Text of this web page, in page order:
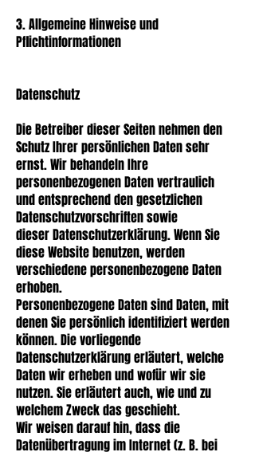
3. Allgemeine Hinweise und
Pflichtinformationen
Datenschutz
Die Betreiber dieser Seiten nehmen den
Schutz Ihrer persönlichen Daten sehr
ernst. Wir behandeln Ihre
personenbezogenen Daten vertraulich
und entsprechend den gesetzlichen
Datenschutzvorschriften sowie
dieser Datenschutzerklärung. Wenn Sie
diese Website benutzen, werden
verschiedene personenbezogene Daten
erhoben.
Personenbezogene Daten sind Daten, mit
denen Sie persönlich identifiziert werden
können. Die vorliegende
Datenschutzerklärung erläutert, welche
Daten wir erheben und wofür wir sie
nutzen. Sie erläutert auch, wie und zu
welchem Zweck das geschieht.
Wir weisen darauf hin, dass die
Datenübertragung im Internet (z. B. bei